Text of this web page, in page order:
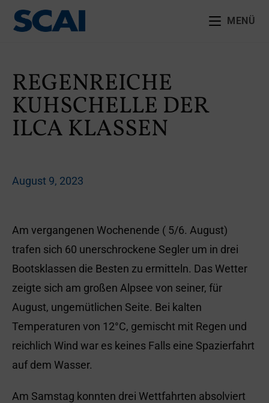
MENÜ
REGENREICHE
KUHSCHELLE DER
ILCA KLASSEN
August 9, 2023
Am vergangenen Wochenende ( 5/6. August)
trafen sich 60 unerschrockene Segler um in drei
Bootsklassen die Besten zu ermitteln. Das Wetter
zeigte sich am großen Alpsee von seiner, für
August, ungemütlichen Seite. Bei kalten
Temperaturen von 12°C, gemischt mit Regen und
reichlich Wind war es keines Falls eine Spazierfahrt
auf dem Wasser.
Am Samstag konnten drei Wettfahrten absolviert